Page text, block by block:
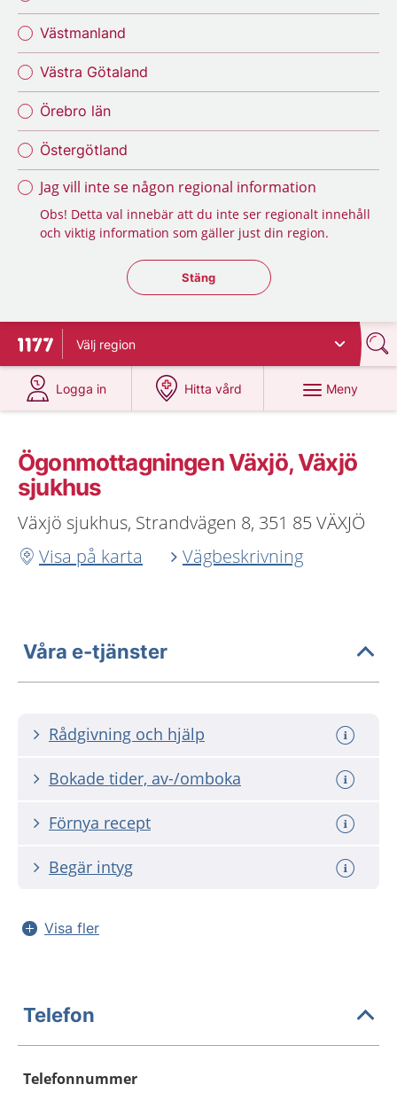
Västmanland
Västra Götaland
Örebro län
Östergötland
Jag vill inte se någon regional information
Obs! Detta val innebär att du inte ser regionalt innehåll
och viktig information som gäller just din region.
Stäng regionsväljaren
Stäng
Till startsidan för 1177
Välj region
Logga in
på 1177.se
Hitta vård
på 1177.se
Meny
Ögonmottagningen Växjö, Växjö
sjukhus
Växjö sjukhus, Strandvägen 8, 351 85 VÄXJÖ
Visa på karta
Vägbeskrivning
Våra e-tjänster
Rådgivning och hjälp
Bokade tider, av-/omboka
Förnya recept
Begär intyg
Visa fler
Telefon
Telefonnummer